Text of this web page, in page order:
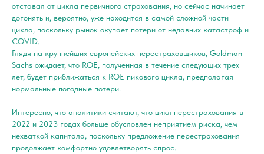
отставал от цикла первичного страхования, но сейчас начинает
догонять и, вероятно, уже находится в самой сложной части
цикла, поскольку рынок окупает потери от недавних катастроф и
COVID.
Глядя на крупнейших европейских перестраховщиков, Goldman
Sachs ожидает, что ROE, полученная в течение следующих трех
лет, будет приближаться к ROE пикового цикла, предполагая
нормальные погодные потери.
Интересно, что аналитики считают, что цикл перестрахования в
2022 и 2023 годах больше обусловлен неприятием риска, чем
нехваткой капитала, поскольку предложение перестрахования
продолжает комфортно удовлетворять спрос.